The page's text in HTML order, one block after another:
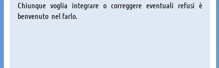
Chiunque voglia integrare o correggere eventuali refusi è
benvenuto nel farlo.